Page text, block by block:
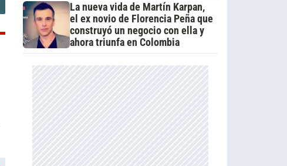
La nueva vida de Martín Karpan,
el ex novio de Florencia Peña que
construyó un negocio con ella y
ahora triunfa en Colombia